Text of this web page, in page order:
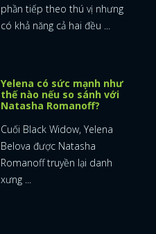
phần tiếp theo thú vị nhưng
có khả năng cả hai đều ...
Yelena có sức mạnh như
thế nào nếu so sánh với
Natasha Romanoff?
Cuối Black Widow, Yelena
Belova được Natasha
Romanoff truyền lại danh
xưng ...